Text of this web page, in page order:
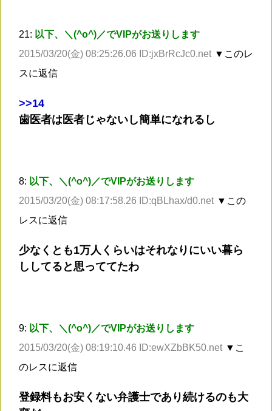
21: 以下、＼(^o^)／でVIPがお送りします
2015/03/20(金) 08:25:26.06 ID:jxBrRcJc0.net ▼このレ
スに返信
>>14
歯医者は医者じゃないし簡単になれるし
8: 以下、＼(^o^)／でVIPがお送りします
2015/03/20(金) 08:17:58.26 ID:qBLhax/d0.net ▼この
レスに返信
少なくとも1万人くらいはそれなりにいい暮ら
ししてると思っててたわ
9: 以下、＼(^o^)／でVIPがお送りします
2015/03/20(金) 08:19:10.46 ID:ewXZbBK50.net ▼こ
のレスに返信
登録料もお安くない弁護士であり続けるのも大